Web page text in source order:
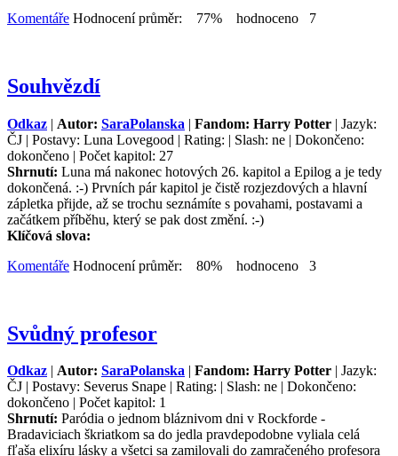
Komentáře Hodnocení průměr: 77% hodnoceno 7
Souhvězdí
Odkaz | Autor: SaraPolanska | Fandom: Harry Potter | Jazyk:
ČJ | Postavy: Luna Lovegood | Rating: | Slash: ne | Dokončeno:
dokončeno | Počet kapitol: 27
Shrnutí: Luna má nakonec hotových 26. kapitol a Epilog a je tedy
dokončená. :-) Prvních pár kapitol je čistě rozjezdových a hlavní
zápletka přijde, až se trochu seznámíte s povahami, postavami a
začátkem příběhu, který se pak dost změní. :-)
Klíčová slova:
Komentáře Hodnocení průměr: 80% hodnoceno 3
Svůdný profesor
Odkaz | Autor: SaraPolanska | Fandom: Harry Potter | Jazyk:
ČJ | Postavy: Severus Snape | Rating: | Slash: ne | Dokončeno:
dokončeno | Počet kapitol: 1
Shrnutí: Paródia o jednom bláznivom dni v Rockforde -
Bradaviciach škriatkom sa do jedla pravdepodobne vyliala celá
fľaša elixíru lásky a všetci sa zamilovali do zamračeného profesora